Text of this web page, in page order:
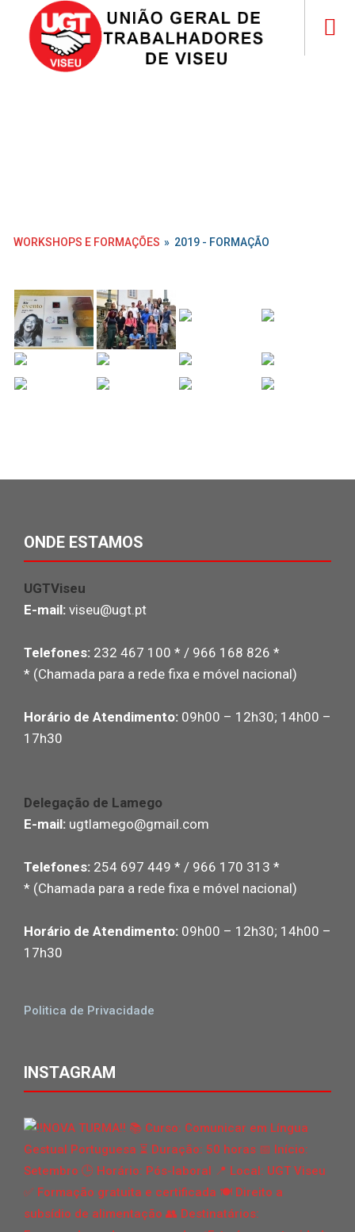
WORKSHOPS E FORMAÇÕES » 2019 - FORMAÇÃO
ONDE ESTAMOS
UGTViseu
E-mail: viseu@ugt.pt
Telefones: 232 467 100 * / 966 168 826 *
* (Chamada para a rede fixa e móvel nacional)
Horário de Atendimento: 09h00 – 12h30; 14h00 –
17h30
Delegação de Lamego
E-mail: ugtlamego@gmail.com
Telefones: 254 697 449 * / 966 170 313 *
* (Chamada para a rede fixa e móvel nacional)
Horário de Atendimento: 09h00 – 12h30; 14h00 –
17h30
Politica de Privacidade
INSTAGRAM